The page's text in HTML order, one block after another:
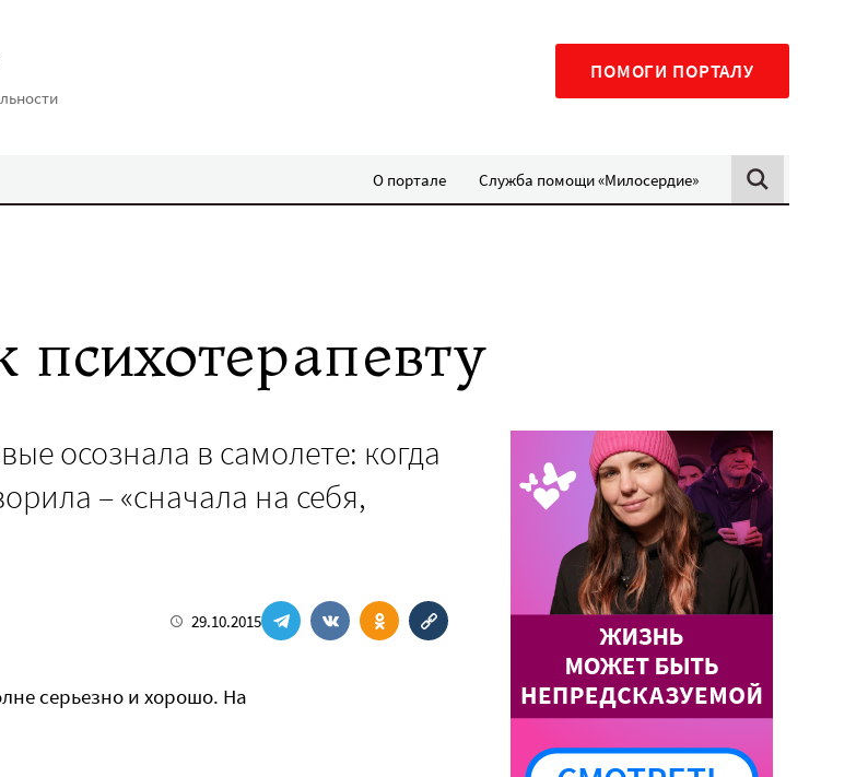
ПОМОГИ ПОРТАЛУ
О портале Служба помощи «Милосердие»
психотерапевту
осознала в самолете: когда
– «сначала на себя,
29.10.2015
серьезно и хорошо. На